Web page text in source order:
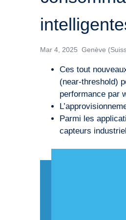
Mar 4, 2025 Genève
Ces tout
(near-threshold)
performance par
Parmi les
capteurs